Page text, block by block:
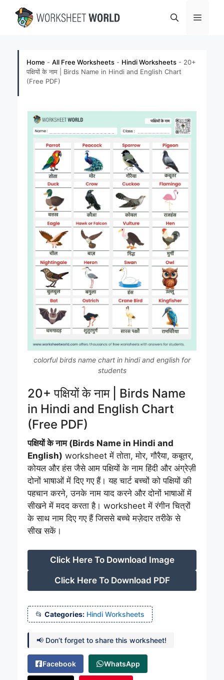
content
Menu
Home - All Free Worksheets - Hindi Worksheets - 20+
पक्षियों के नाम | Birds Name in Hindi and English Chart
(Free PDF)
colorful birds name chart in hindi and english for
students
20+ पक्षियों के नाम | Birds Name
in Hindi and English Chart
(Free PDF)
पक्षियों के नाम (Birds Name in Hindi and
English) worksheet में तोता, मोर, गौरैया, कबूतर,
कोयल और हंस जैसे आम पक्षियों के नाम हिंदी और अंग्रेज़ी
दोनों भाषाओं में दिए गए हैं। यह चार्ट बच्चों को पक्षियों की
पहचान करने, उनके नाम याद करने और दोनों भाषाओं में
सीखने में मदद करता है। worksheet में रंगीन चित्रों
के साथ नाम दिए गए हैं जिससे बच्चे मज़ेदार तरीके से
सीख सकें।
Click Here To Download Image
Click Here To Download PDF
Categories: Hindi Worksheets
📢 Don’t forget to share this worksheet!
Facebook WhatsApp